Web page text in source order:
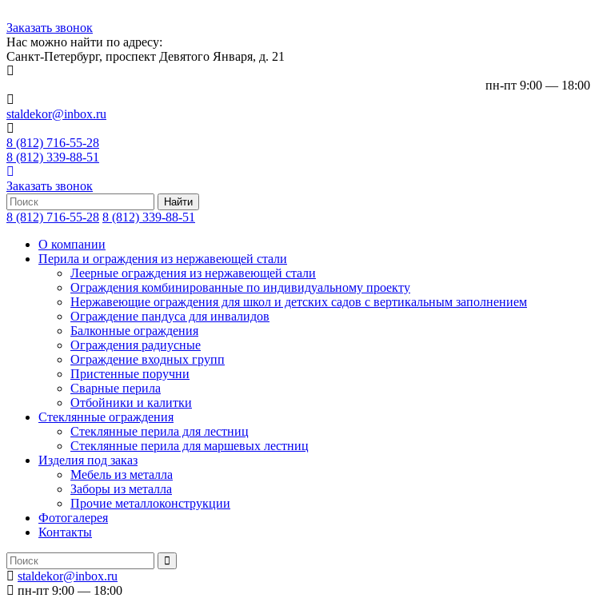
Заказать звонок
Нас можно найти по адресу:
Санкт-Петербург, проспект Девятого Января, д. 21
пн-пт 9:00 — 18:00
staldekor@inbox.ru
8 (812) 716-55-28
8 (812) 339-88-51
Заказать звонок
8 (812) 716-55-28 8 (812) 339-88-51
О компании
Перила и ограждения из нержавеющей стали
Леерные ограждения из нержавеющей стали
Ограждения комбинированные по индивидуальному проекту
Нержавеющие ограждения для школ и детских садов с вертикальным заполнением
Ограждение пандуса для инвалидов
Балконные ограждения
Ограждения радиусные
Ограждение входных групп
Пристенные поручни
Сварные перила
Отбойники и калитки
Стеклянные ограждения
Стеклянные перила для лестниц
Стеклянные перила для маршевых лестниц
Изделия под заказ
Мебель из металла
Заборы из металла
Прочие металлоконструкции
Фотогалерея
Контакты
staldekor@inbox.ru
пн-пт 9:00 — 18:00